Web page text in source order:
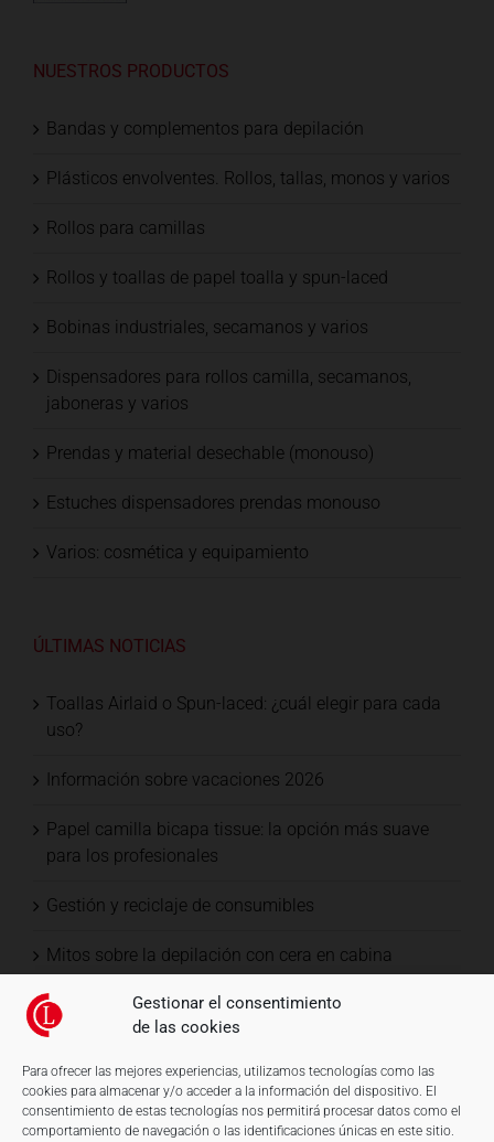
Gestionar el consentimiento
de las cookies
Para ofrecer las mejores experiencias, utilizamos tecnologías como las
cookies para almacenar y/o acceder a la información del dispositivo. El
consentimiento de estas tecnologías nos permitirá procesar datos como el
comportamiento de navegación o las identificaciones únicas en este sitio.
NUESTROS PRODUCTOS
Bandas y complementos para depilación
Plásticos envolventes. Rollos, tallas, monos y varios
Rollos para camillas
Rollos y toallas de papel toalla y spun-laced
Bobinas industriales, secamanos y varios
Dispensadores para rollos camilla, secamanos,
jaboneras y varios
Prendas y material desechable (monouso)
Estuches dispensadores prendas monouso
Varios: cosmética y equipamiento
ÚLTIMAS NOTICIAS
Toallas Airlaid o Spun-laced: ¿cuál elegir para cada
uso?
Información sobre vacaciones 2026
Papel camilla bicapa tissue: la opción más suave
para los profesionales
Gestión y reciclaje de consumibles
Mitos sobre la depilación con cera en cabina